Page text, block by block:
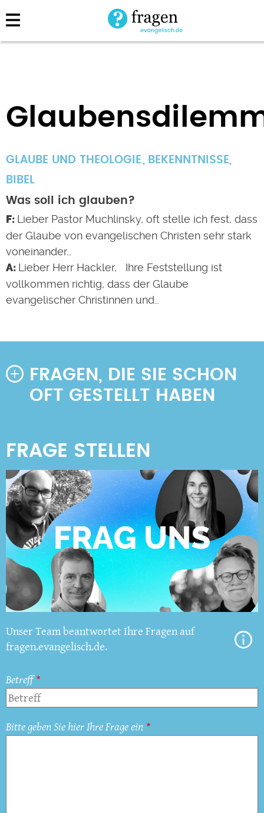
Direkt
zum
GLAUBE UND THEOLOGIE BEKENNTNISSE,
BIBEL
Was soll ich glauben?
Lieber Pastor Muchlinsky, oft stelle ich fest, dass
der Glaube von evangelischen Christen sehr stark
voneinander…
Lieber Herr Hackler, Ihre Feststellung ist
vollkommen richtig, dass der Glaube
evangelischer Christinnen und…
FRAGEN, DIE SIE SCHON
OFT GESTELLT HABEN
Unser Team beantwortet Ihre Fragen auf
fragen.evangelisch.de.
Betreff
Bitte geben Sie hier Ihre Frage ein